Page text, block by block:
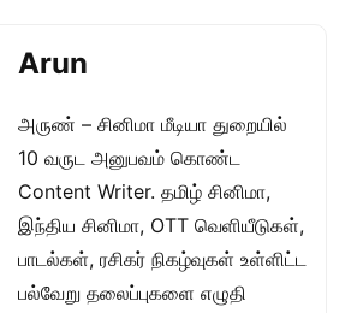
Arun
அருண் – சினிமா மீடியா துறையில்
10 வருட அனுபவம் கொண்ட
Content Writer. தமிழ் சினிமா,
இந்திய சினிமா, OTT வெளியீடுகள்,
பாடல்கள், ரசிகர் நிகழ்வுகள் உள்ளிட்ட
பல்வேறு தலைப்புகளை எழுதி